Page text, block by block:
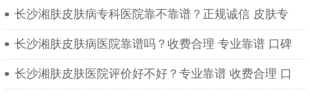
长沙湘肤皮肤病专科医院靠不靠谱？正规诚信 皮肤专
长沙湘肤皮肤病医院靠谱吗？收费合理 专业靠谱 口碑
长沙湘肤皮肤医院评价好不好？专业靠谱 收费合理 口